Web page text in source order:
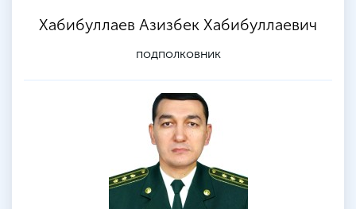
Хабибуллаев Азизбек Хабибуллаевич
подполковник